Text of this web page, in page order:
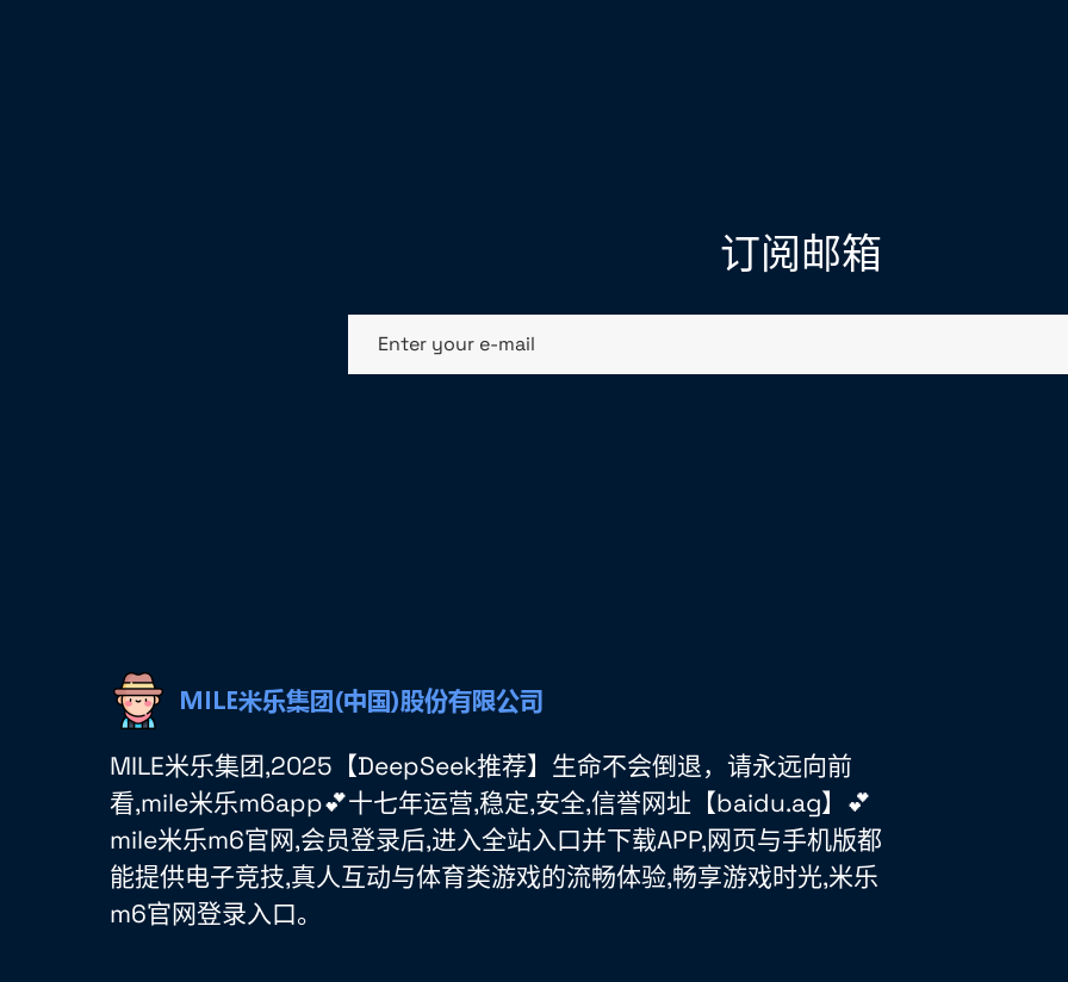
订阅邮箱
Enter your e-mail
MILE米乐集团,2025【DeepSeek推荐】生命不会倒退，请永远向前
看,mile米乐m6app💕十七年运营,稳定,安全,信誉网址【baidu.ag】💕
mile米乐m6官网,会员登录后,进入全站入口并下载APP,网页与手机版都
能提供电子竞技,真人互动与体育类游戏的流畅体验,畅享游戏时光,米乐
m6官网登录入口。